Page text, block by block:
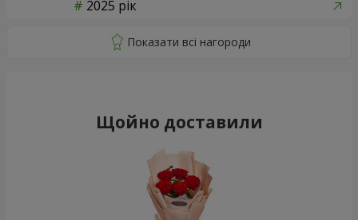
2025 рік
Щойно доставили